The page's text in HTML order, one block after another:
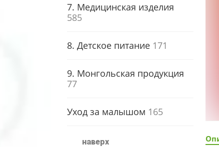
7. Медицинская изделия
585
8. Детское питание 171
9. Монгольская продукция
77
Уход за малышом 165
наверх